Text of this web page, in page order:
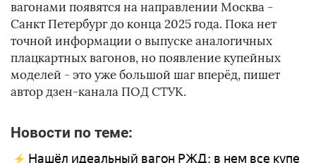
вагонами появятся на направлении Москва -
Санкт Петербург до конца 2025 года. Пока нет
точной информации о выпуске аналогичных
плацкартных вагонов, но появление купейных
моделей - это уже большой шаг вперёд, пишет
автор дзен-канала ПОД СТУК.
Новости по теме:
Нашёл идеальный вагон РЖД: в нем все купе